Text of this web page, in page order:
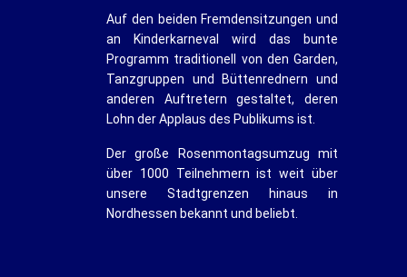
Auf den beiden Fremdensitzungen und
an Kinderkarneval wird das bunte
Programm traditionell von den Garden,
Tanzgruppen und Büttenrednern und
anderen Auftretern gestaltet, deren
Lohn der Applaus des Publikums ist.
Der große Rosenmontagsumzug mit
über 1000 Teilnehmern ist weit über
unsere Stadtgrenzen hinaus in
Nordhessen bekannt und beliebt.